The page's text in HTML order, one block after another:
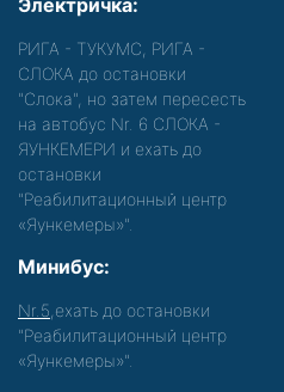
Электричка:
РИГА - ТУКУМС, РИГА -
СЛОКА до остановки
"Слока", но затем пересесть
на автобус Nr. 6 СЛОКА -
ЯУНКЕМЕРИ и ехать до
остановки
"Реабилитационный центр
«Яункемеры»".
Минибус:
Nr.5 ,ехать до остановки
"Реабилитационный центр
«Яункемеры»".